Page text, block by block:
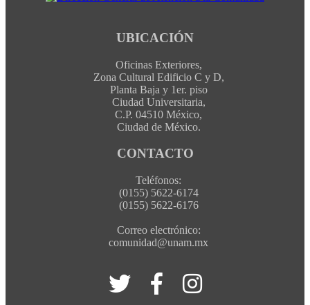
UBICACIÓN
Oficinas Exteriores,
Zona Cultural Edificio C y D,
Planta Baja y 1er. piso
Ciudad Universitaria,
C.P. 04510 México,
Ciudad de México.
CONTACTO
Teléfonos:
(0155) 5622-6174
(0155) 5622-6176
Correo electrónico:
comunidad@unam.mx